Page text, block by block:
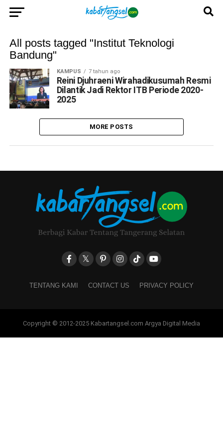
All posts tagged "Institut Teknologi
Bandung"
KAMPUS 7 tahun ago
Reini Djuhraeni Wirahadikusumah Resmi
Dilantik Jadi Rektor ITB Periode 2020-
2025
MORE POSTS
TENTANG KAMI CONTACT US PRIVACY POLICY
Copyright © 2012-2025 Kabartangsel.com Argya Digital Media